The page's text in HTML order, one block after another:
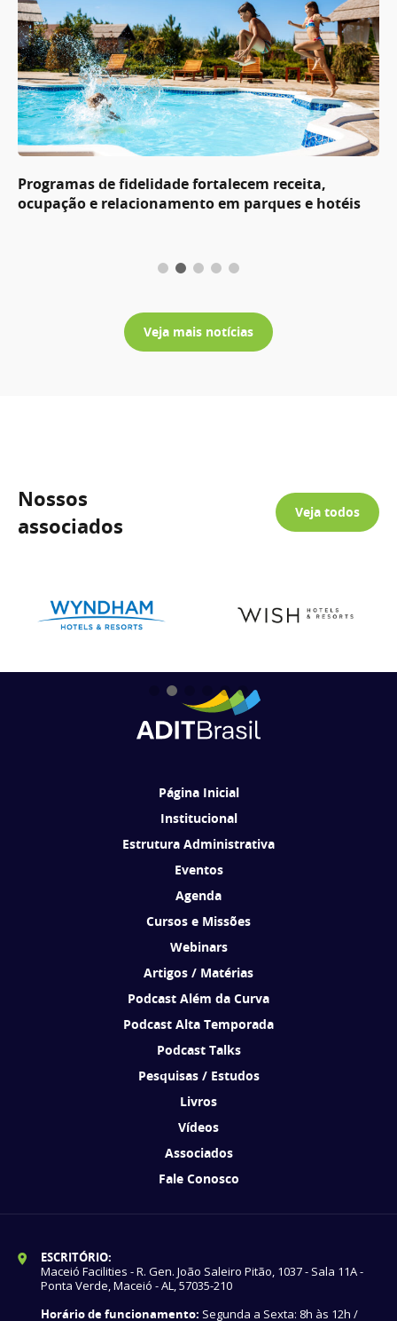
Programas de fidelidade fortalecem receita,
ocupação e relacionamento em parques e hotéis
Veja mais notícias
Nossos
associados
Veja todos
Página Inicial
Institucional
Estrutura Administrativa
Eventos
Agenda
Cursos e Missões
Webinars
Artigos / Matérias
Podcast Além da Curva
Podcast Alta Temporada
Podcast Talks
Pesquisas / Estudos
Livros
Vídeos
Associados
Fale Conosco
ESCRITÓRIO:
Maceió Facilities - R. Gen. João Saleiro Pitão, 1037 - Sala 11A -
Ponta Verde, Maceió - AL, 57035-210
Horário de funcionamento: Segunda a Sexta: 8h às 12h /